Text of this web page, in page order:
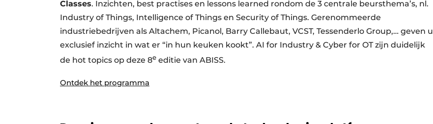
Classes. Inzichten, best practises en lessons learned rondom de 3 centrale beursthema’s, nl.
Industry of Things, Intelligence of Things en Security of Things. Gerenommeerde
industriebedrijven als Altachem, Picanol, Barry Callebaut, VCST, Tessenderlo Group,… geven u
exclusief inzicht in wat er “in hun keuken kookt”. AI for Industry & Cyber for OT zijn duidelijk
de hot topics op deze 8e editie van ABISS.
Ontdek het programma